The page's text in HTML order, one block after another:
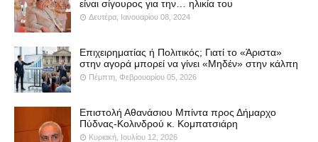
είναι σίγουρος για την… ηλικία του
Δευτέρα, Ιανουαρίου 08, 2024
Επιχειρηματίας ή Πολιτικός; Γιατί το «Άριστα»
στην αγορά μπορεί να γίνει «Μηδέν» στην κάλπη
Πέμπτη, Φεβρουαρίου 05, 2026
Επιστολή Αθανάσιου Μπίντα προς Δήμαρχο
Πύδνας-Κολινδρού κ. Κομπατσιάρη
Κυριακή, Ιουλίου 12, 2026